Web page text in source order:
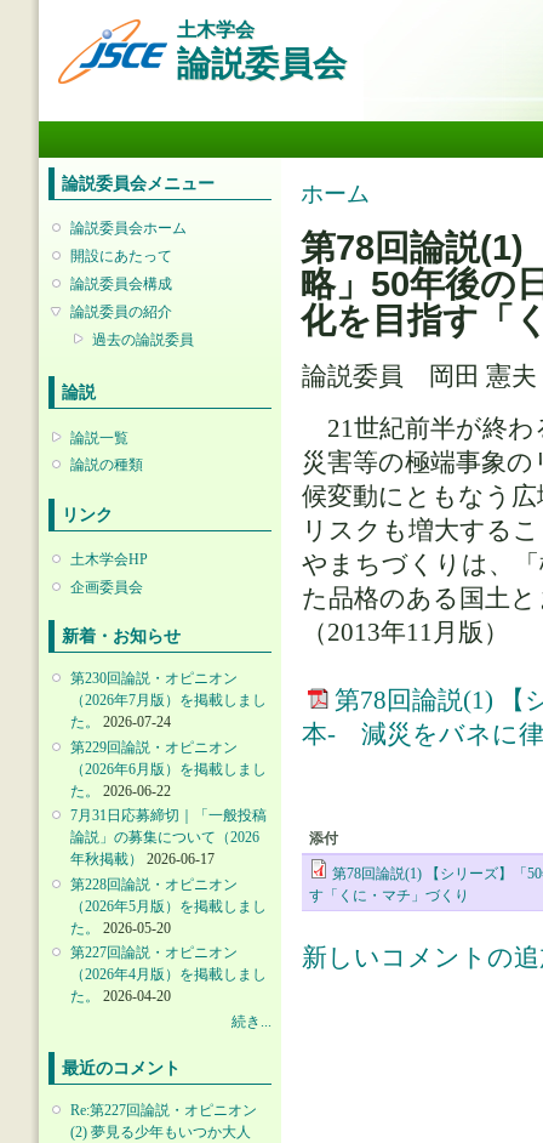
土木学会
論説委員会
論説委員会メニュー
論説委員会ホーム
開設にあたって
論説委員会構成
論説委員の紹介
過去の論説委員
論説
論説一覧
論説の種類
リンク
土木学会HP
企画委員会
新着・お知らせ
第230回論説・オピニオン
（2026年7月版）を掲載しまし
た。
2026-07-24
第229回論説・オピニオン
（2026年6月版）を掲載しまし
た。
2026-06-22
7月31日応募締切｜「一般投稿
論説」の募集について（2026
年秋掲載）
2026-06-17
第228回論説・オピニオン
（2026年5月版）を掲載しまし
た。
2026-05-20
第227回論説・オピニオン
（2026年4月版）を掲載しまし
た。
2026-04-20
続き...
最近のコメント
Re:第227回論説・オピニオン
(2) 夢見る少年もいつか大人
現在地
ホーム
第78回論説(1)
略」50年後の
化を目指す「
論説委員 岡田 憲
21世紀前半が終わ
災害等の極端事象
候変動にともなう
リスクも増大する
やまちづくりは、
た品格のある国土
（2013年11月版）
第78回論説(1) 【
本- 減災をバネに律
添付
第78回論説(1) 【シリーズ】「
す「くに・マチ」づくり
新しいコメントの